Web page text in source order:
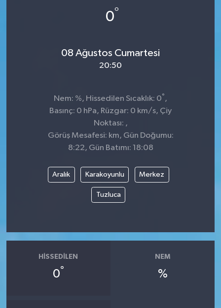
0°
08 Ağustos Cumartesi
20:50
Nem: %, Hissedilen Sıcaklık: 0° ,
Basınç: 0 hPa, Rüzgar: 0 km/s, Çiy
Noktası: ,
Görüş Mesafesi: km, Gün Doğumu:
8:22, Gün Batımı: 18:08
Aralık Karakoyunlu Merkez
Tuzluca
HISSEDILEN
0°
NEM
%